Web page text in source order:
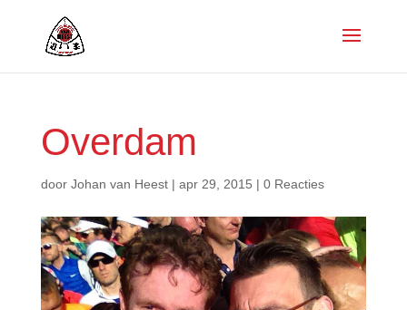
Overdam
door Johan van Heest| apr 29, 2015 | 0 Reacties